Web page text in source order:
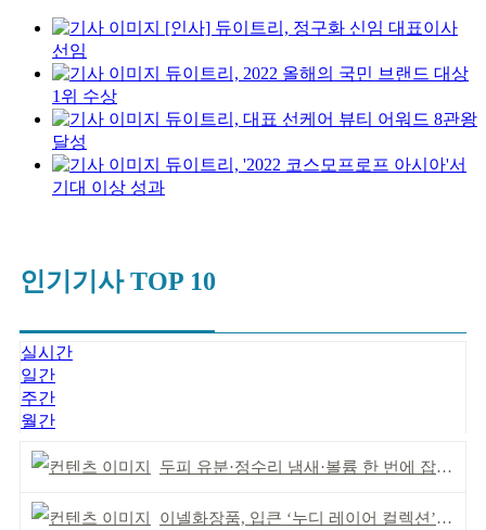
[인사] 듀이트리, 정구화 신임 대표이사
선임
듀이트리, 2022 올해의 국민 브랜드 대상
1위 수상
듀이트리, 대표 선케어 뷰티 어워드 8관왕
달성
듀이트리, '2022 코스모프로프 아시아'서
기대 이상 성과
인기기사 TOP 10
실시간
일간
주간
월간
두피 유분·정수리 냄새·볼륨 한 번에 잡는다
이넬화장품, 입큰 ‘누디 레이어 컬렉션’ 출시